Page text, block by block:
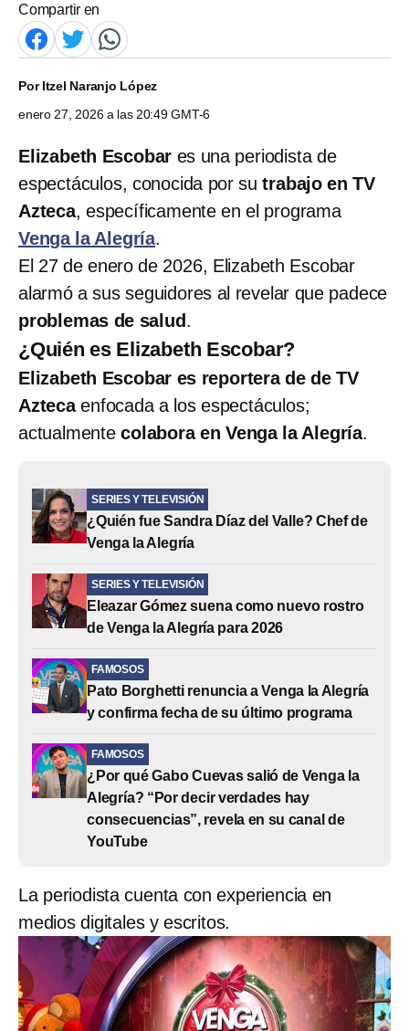
Compartir en
PorItzel Naranjo López
enero 27, 2026 a las 20:49 GMT-6
Elizabeth Escobar es una periodista de
espectáculos, conocida por sutrabajo en TV
Azteca, específicamente en el programa
Venga la Alegría.
El 27 de enero de 2026, Elizabeth Escobar
alarmó a sus seguidores al revelar que padece
problemas de salud .
¿Quién es Elizabeth Escobar?
Elizabeth Escobar es reportera de de TV
Aztecaenfocada a los espectáculos;
actualmentecolabora en Venga la Alegría.
SERIES Y TELEVISIÓN
¿Quién fue Sandra Díaz del Valle? Chef de
Venga la Alegría
SERIES Y TELEVISIÓN
Eleazar Gómez suena como nuevo rostro
de Venga la Alegría para 2026
FAMOSOS
Pato Borghetti renuncia a Venga la Alegría
y confirma fecha de su último programa
FAMOSOS
¿Por qué Gabo Cuevas salió de Venga la
Alegría? “Por decir verdades hay
consecuencias”, revela en su canal de
YouTube
La periodista cuenta con experiencia en
medios digitales y escritos.